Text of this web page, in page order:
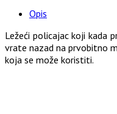
Opis
Ležeći policajac koji kada
vrate nazad na prvobitno
koja se može koristiti.